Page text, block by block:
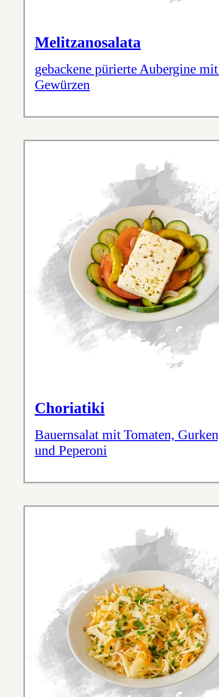
Melitzanosalata
gebackene pürierte Aubergine
Gewürzen
Choriatiki
Bauernsalat mit Tomaten,
und Peperoni